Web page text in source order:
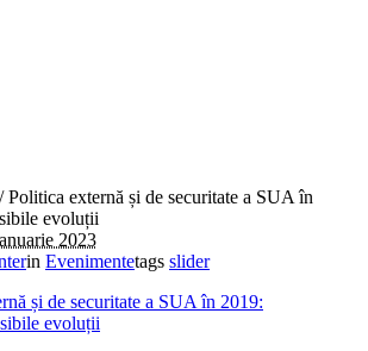
/Politica externă și de securitate a SUA în
evoluții
2023
in Evenimentetags slider